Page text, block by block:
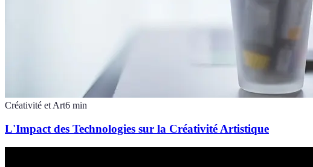
Créativité et Art6 min
L'Impact des Technologies sur la Créativité Artistique